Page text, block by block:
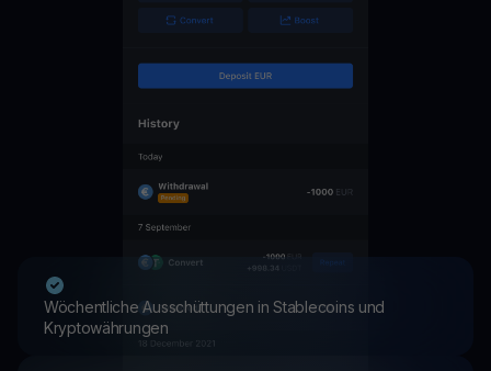
Wöchentliche Ausschüttungen in Stablecoins und
Kryptowährungen